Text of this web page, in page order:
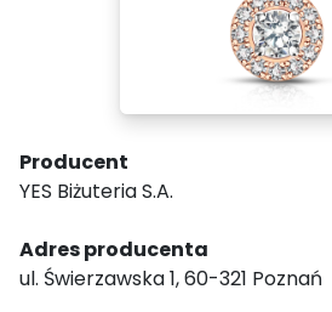
Producent
YES Biżuteria S.A.
Adres producenta
ul. Świerzawska 1, 60-321 Poznań